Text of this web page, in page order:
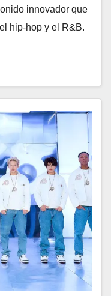
innovador que
hip-hop y el R&B.